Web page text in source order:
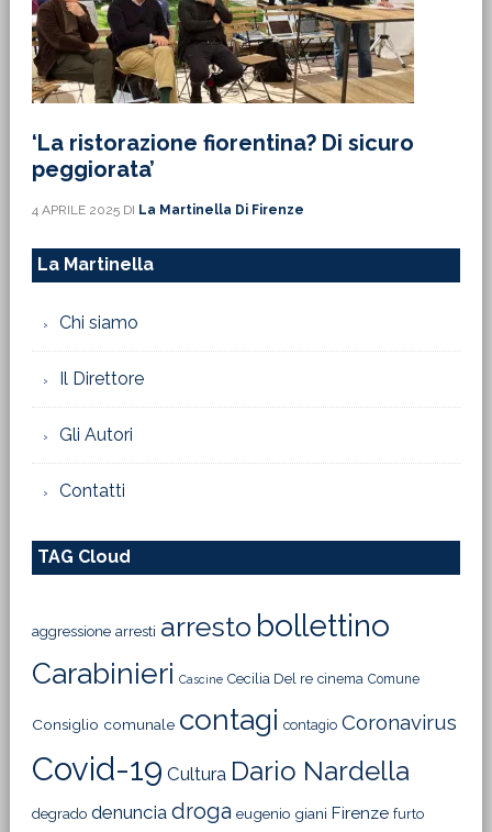
‘La ristorazione fiorentina? Di sicuro
peggiorata’
4 APRILE 2025DI La Martinella Di Firenze
La Martinella
Chi siamo
Il Direttore
Gli Autori
Contatti
TAG Cloud
aggressione arresti arresto bollettino
Carabinieri Cascine Cecilia Del re cinema Comune
Consiglio comunale contagi contagio Coronavirus
Covid-19 Cultura Dario Nardella
degrado denuncia droga eugenio giani Firenze furto